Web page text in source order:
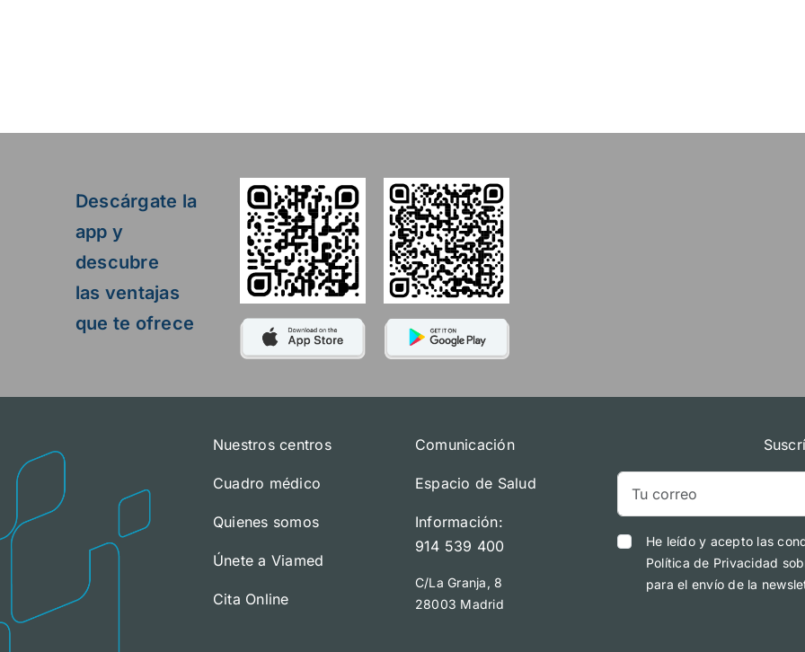
Descárgate la
app y
descubre
las ventajas
que te ofrece
Nuestros centros
Cuadro médico
Quienes somos
Únete a Viamed
Cita Online
Comunicación
Espacio de Salud
Información:
914 539 400
C/La Granja, 8
28003 Madrid
He leído y acepto las
Política de Privacidad
para el envío de la